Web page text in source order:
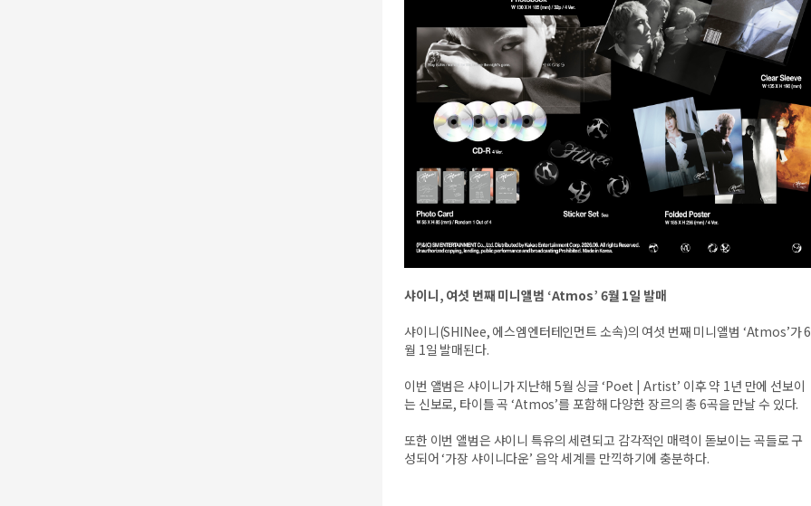
샤이니, 여섯 번째 미니앨범 ‘Atmos’ 6월 1일 발매
샤이니(SHINee, 에스엠엔터테인먼트 소속)의 여섯 번째 미니앨범 ‘Atmos’가 6
월 1일 발매된다.
이번 앨범은 샤이니가 지난해 5월 싱글 ‘Poet | Artist’ 이후 약 1년 만에 선보이
는 신보로, 타이틀 곡 ‘Atmos’를 포함해 다양한 장르의 총 6곡을 만날 수 있다.
또한 이번 앨범은 샤이니 특유의 세련되고 감각적인 매력이 돋보이는 곡들로 구
성되어 ‘가장 샤이니다운’ 음악 세계를 만끽하기에 충분하다.